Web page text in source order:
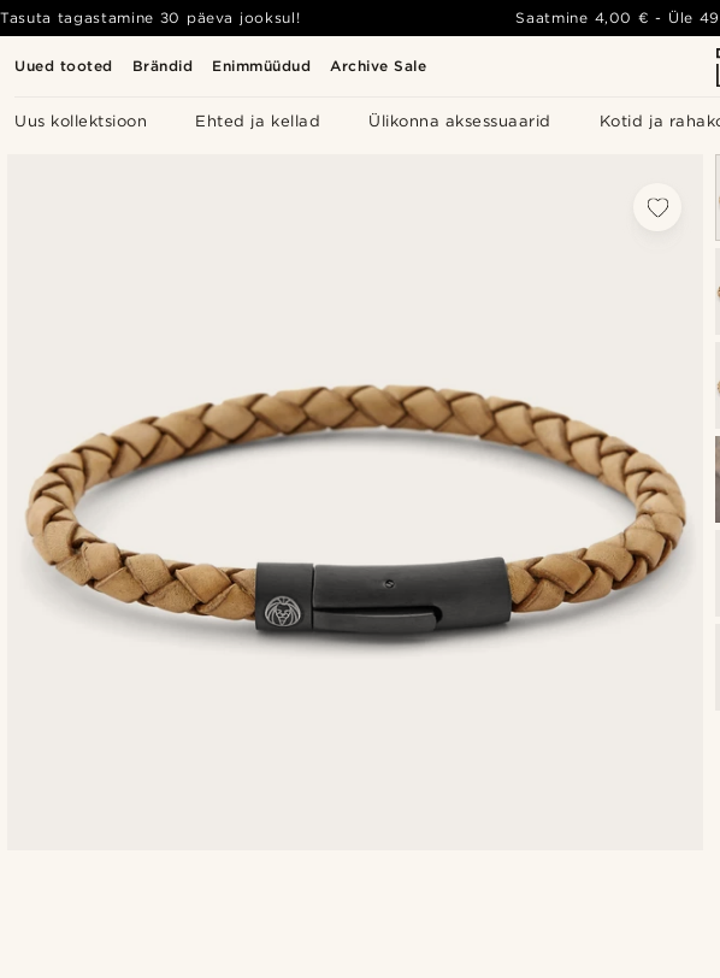
Uued tooted Brändid Enimmüüdud Archive Sale
Uus kollektsioon Ehted ja kellad Ülikonna aksessuaarid Kotid ja
Tasuta tagastamine 30 päeva jooksul! Saatmine 4,00 € - Üle